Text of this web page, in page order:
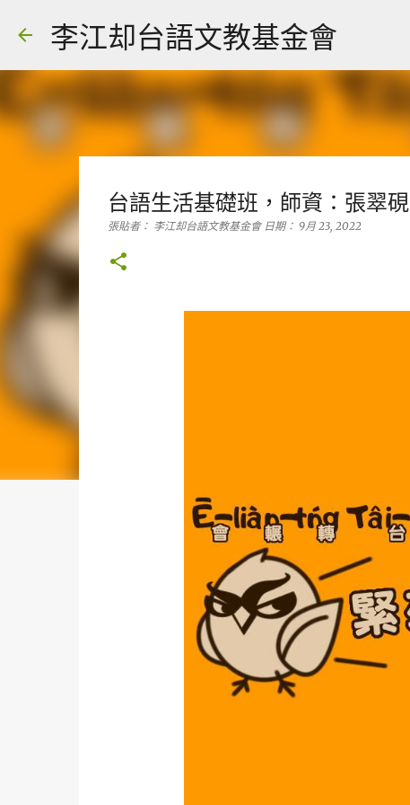
李江却台語文教基金會
台語生活基礎班，師資：張翠硯
張貼者： 李江却台語文教基金會 日期： 9月 23, 2022